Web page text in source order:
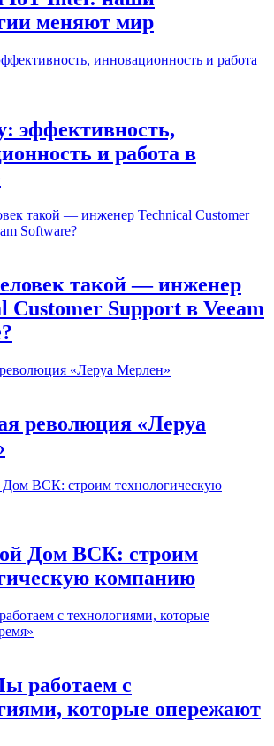
меняют мир
эффективность,
и работа в
такой — инженер
Customer Support в Veeam
революция «Леруа
Дом ВСК: строим
компанию
работаем с
которые опережают